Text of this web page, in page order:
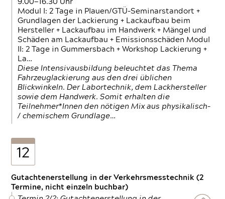
9.00—16.30 Uhr
Modul I: 2 Tage in Plauen/GTÜ-Seminarstandort +
Grundlagen der Lackierung + Lackaufbau beim
Hersteller + Lackaufbau im Handwerk + Mängel und
Schäden am Lackaufbau + Emissionsschäden Modul
II: 2 Tage in Gummersbach + Workshop Lackierung +
La…
Diese Intensivausbildung beleuchtet das Thema
Fahrzeuglackierung aus den drei üblichen
Blickwinkeln. Der Labortechnik, dem Lackhersteller
sowie dem Handwerk. Somit erhalten die
Teilnehmer*Innen den nötigen Mix aus physikalisch-
/ chemischem Grundlage…
12
Gutachtenerstellung in der Verkehrsmesstechnik (2
Termine, nicht einzeln buchbar)